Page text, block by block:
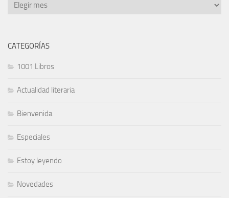
CATEGORÍAS
1001 Libros
Actualidad literaria
Bienvenida
Especiales
Estoy leyendo
Novedades